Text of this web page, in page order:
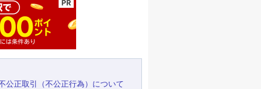
公正取引（不公正行為）について